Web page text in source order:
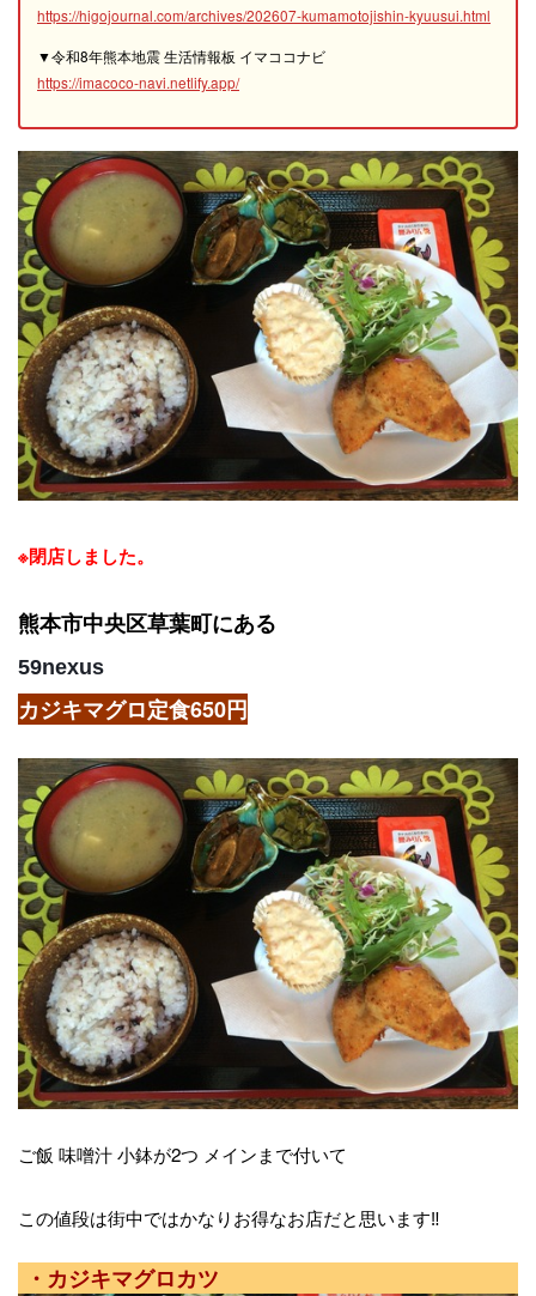
https://higojournal.com/archives/202607-kumamotojishin-kyuusui.html
▼令和8年熊本地震 生活情報板 イマココナビ
https://imacoco-navi.netlify.app/
※閉店しました。
熊本市中央区草葉町にある
59nexus
カジキマグロ定食650円
ご飯 味噌汁 小鉢が2つ メインまで付いて
この値段は街中ではかなりお得なお店だと思います‼︎
・カジキマグロカツ